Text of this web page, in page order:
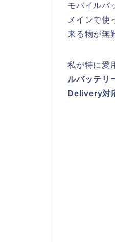
モバイルバ
メインで使
来る物が無
私が特に愛
ルバッテリ
Delivery対